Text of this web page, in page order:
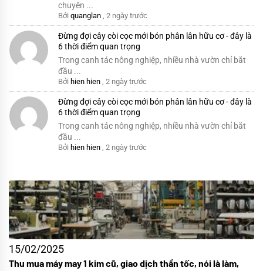
chuyên ...
Bởiquanglan ,2 ngày trước
Đừng đợi cây còi cọc mới bón phân lân hữu cơ - đây là
6 thời điểm quan trọng
Trong canh tác nông nghiệp, nhiều nhà vườn chỉ bắt
đầu ...
Bởi hien hien ,2 ngày trước
Đừng đợi cây còi cọc mới bón phân lân hữu cơ - đây là
6 thời điểm quan trọng
Trong canh tác nông nghiệp, nhiều nhà vườn chỉ bắt
đầu ...
Bởi hien hien ,2 ngày trước
15/02/2025
Thu mua máy may 1 kim cũ, giao dịch thần tốc, nói là làm,